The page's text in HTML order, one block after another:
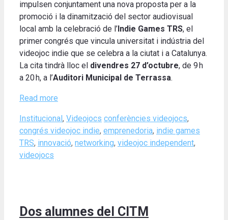
impulsen conjuntament una nova proposta per a la
promoció i la dinamització del sector audiovisual
local amb la celebració de l’Indie Games TRS, el
primer congrés que vincula universitat i indústria del
videojoc indie que se celebra a la ciutat i a Catalunya.
La cita tindrà lloc el divendres 27 d’octubre, de 9 h
a 20 h, a l’Auditori Municipal de Terrassa.
Read more
Categories
Institucional, Videojocs Tags
conferències videojocs,
congrés videojoc indie, emprenedoria, indie games
TRS, innovació, networking, videojoc independent,
videojocs
Dos alumnes del CITM